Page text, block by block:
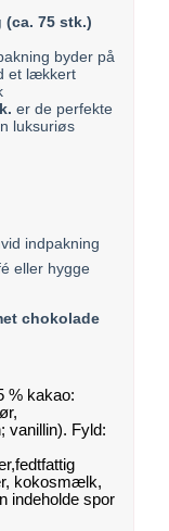
(ca. 75 stk.)
byder på
et lækkert
er de perfekte
luksuriøs
indpakning
eller hygge
chokolade
% kakao:
vanillin). Fyld:
kokosmælk,
indeholde spor